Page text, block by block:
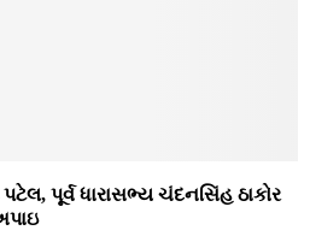
પટેલ, પૂર્વ ધારાસભ્ય ચંદનસિંહ ઠાકોર